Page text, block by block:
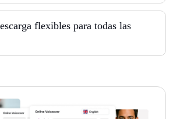
flexibles para todas las